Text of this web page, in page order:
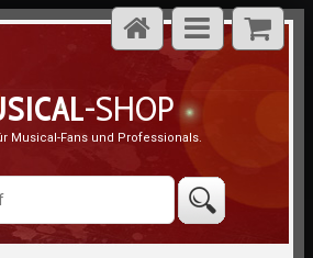
-SHOP
Musical-Fans und Professionals.